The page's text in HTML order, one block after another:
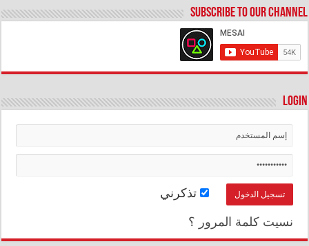
Subscribe to our Channel
Login
تذكرني
نسيت كلمة المرور ؟